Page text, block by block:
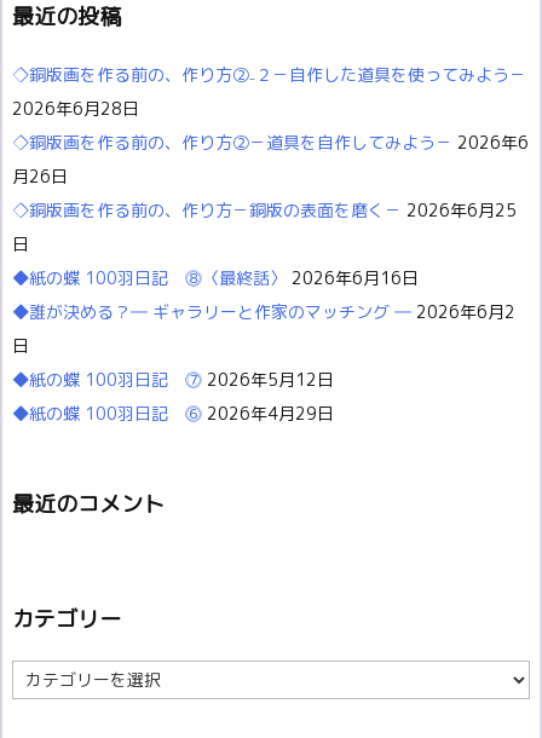
最近の投稿
◇銅版画を作る前の、作り方②₋２－自作した道具を使ってみよう－
2026年6月28日
◇銅版画を作る前の、作り方②－道具を自作してみよう－ 2026年6
月26日
◇銅版画を作る前の、作り方－銅版の表面を磨く－ 2026年6月25
日
◆紙の蝶 100羽日記 ⓼〈最終話〉
2026年6月16日
◆誰が決める？― ギャラリーと作家のマッチング ― 2026年6月2
日
◆紙の蝶 100羽日記 ⓻ 2026年5月12日
◆紙の蝶 100羽日記 ⓺ 2026年4月29日
最近のコメント
カテゴリー
カ
テ